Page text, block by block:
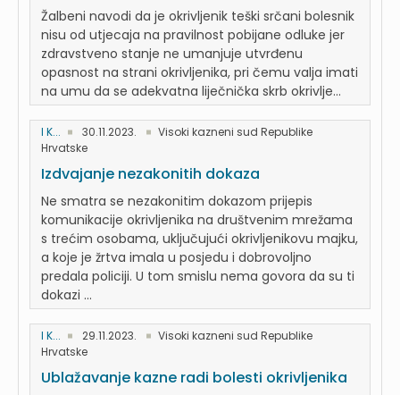
Žalbeni navodi da je okrivljenik teški srčani bolesnik
nisu od utjecaja na pravilnost pobijane odluke jer
zdravstveno stanje ne umanjuje utvrđenu
opasnost na strani okrivljenika, pri čemu valja imati
na umu da se adekvatna liječnička skrb okrivlje...
I K... 30.11.2023.
Visoki kazneni sud Republike
Hrvatske
Izdvajanje nezakonitih dokaza
Ne smatra se nezakonitim dokazom prijepis
komunikacije okrivljenika na društvenim mrežama
s trećim osobama, uključujući okrivljenikovu majku,
a koje je žrtva imala u posjedu i dobrovoljno
predala policiji. U tom smislu nema govora da su ti
dokazi ...
I K... 29.11.2023.
Visoki kazneni sud Republike
Hrvatske
Ublažavanje kazne radi bolesti okrivljenika